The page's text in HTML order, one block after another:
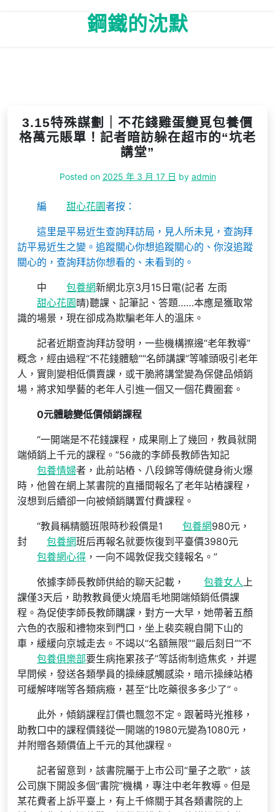
鋼鐵的沈默
3.15特殊謀劃｜不花錢雞蛋變覓包養價
格萬元賬單！記者暗訪躲在超市的“坑老
講堂”
Posted on 2025 年 3 月 17 日 by admin
編 甜心花園者按：
這里是平易近生查詢拜訪局，見人所未見，查詢拜
訪平易近生之變。追蹤關心你想追蹤關心的、你沒追蹤
關心的，查詢拜訪你想看的、未看到的。
中 包養網新網北京3月15日電(記者 左雨
甜心花園晴)聽課、記筆記、答題……本應是獲取常
識的場景，現在卻成為欺騙老年人的溫床。
記者近期查詢拜訪發明，一些機構擦邊“老年教導”
概念，經由過程“不花錢體驗”“名師講課”等噱頭吸引老年
人，實則變相低價賣課，或干脆將講堂變為保健品傾銷
場，將求知學藝的老年人引進一個又一個花費圈套。
0元體驗變低價傾銷課程
“一開端是不花錢課程，成果剛上了幾回，教員就開
端傾銷上千元的課程。”56歲的李師長教師告知記
包養情婦者，此前站樁、八段錦等傳統健身術火爆
時，他曾在網上某書院的直播間報名了老年站樁課程，
沒想到后續卻一向被傾銷購置付費課程。
“教員稱精髓班限時秒殺價是1 包養網980元，
封
包養網班后再報名就要恢復到平臺價3980元
包養網心得 ，一向不竭敦促我交錢報名。”
依據李師長教師供給的聊天記載， 包養女人上
課僅3天后，助教教員便火燒眉毛地開端傾銷低價課
程。為促使李師長教師購課，對方一大早，她帶著五顏
六色的衣服和禮物來到門口，坐上裴奕親自開下山的
車，緩緩向京城走去。不竭以“名額無限”“最后刻日”“不
包養俱樂部要生病拖累孩子”等話術制造焦炙，并遲
早問候，發送各類學員的操練感觸感染，暗示操練站樁
可緩解哮喘等各類病癥，甚至“比吃藥很多多少了”。
此外，傾銷課程訂價也飄忽不定。跟著時光推移，
助教口中的課程價錢從一開端的1980元變為1080元，
并附贈各類價值上千元的其他課程。
記者留意到，該書院屬于上市公司“量子之歌”，該
公司旗下開設多個“書院”機構，專注中老年教導。但是
某花費者上訴平臺上，有上千條關于其各類書院的上